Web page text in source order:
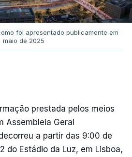
foi apresentado publicamente em
maio de 2025
prestada pelos meios
Assembleia Geral
a partir das 9:00 de
do Estádio da Luz, em Lisboa,